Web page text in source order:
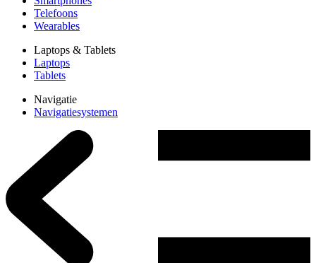
Telefoons
Wearables
Laptops & Tablets
Laptops
Tablets
Navigatie
Navigatiesystemen